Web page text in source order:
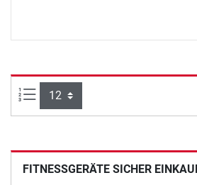
Artikel pro Seite:
FITNESSGERÄTE SICHER